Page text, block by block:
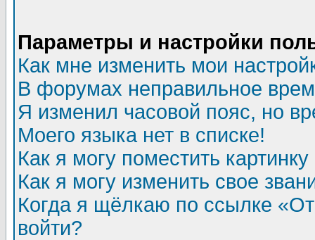
Параметры и настройки
Как мне изменить мои
В форумах неправильное
Я изменил часовой пояс, но
Моего языка нет в списке!
Как я могу поместить
Как я могу изменить свое
Когда я щёлкаю по ссылке
войти?